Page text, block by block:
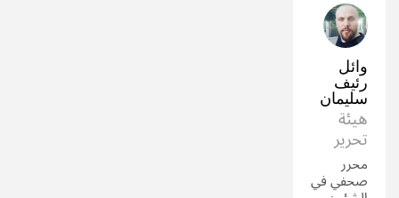
وائل
رئيف
سليمان
هيئة
تحرير
محرر
صحفي في